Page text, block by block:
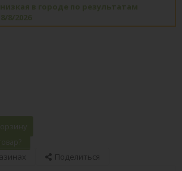
в городе по результатам
8/2026
Поделиться